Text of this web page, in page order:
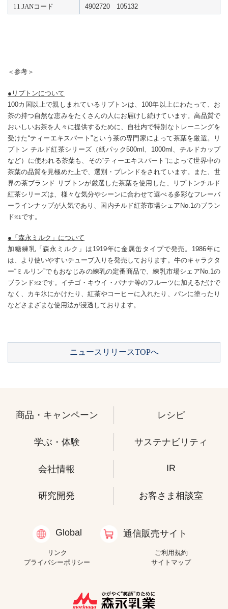
11.JANコード
4902720 105132
＜参考＞
●リプトンについて
100カ国以上で親しまれているリプトンは、100年以上にわたって、お
茶の持つ自然な恵みをたくさんの人にお届けし続けています。高品質で
おいしいお茶を人々に提供するために、自社内で特別なトレーニングを
受けた“ティーエキスパート”という茶の専門家によって茶葉を厳選。リ
プトン チルド紅茶シリーズ（紙パック500ml、1000ml、チルドカップ
など）に使われる茶葉も、その“ティーエキスパート”によって世界中の
茶葉の品質を見極めた上で、選別・ブレンドをされています。また、世
界の茶ブランド リプトンが厳選した茶葉を使用した、リプトンチルド
紅茶シリーズは、様々な気分やシーンに合わせて選べる多彩なフレーバ
ーラインナップが人気であり、国内チルド紅茶市場シェアNo.1のブラン
ド※1です。
●「森永ミルク」について
加糖練乳「森永ミルク」は1919年に金属缶タイプで発売。1986年に
は、より使いやすいチューブ入りを発売しております。牛のキャラクタ
ー“ミルリン”でもおなじみの練乳の定番商品で、練乳市場シェアNo.1の
ブランド※2です。イチゴ・キウイ・バナナ等のフルーツに加えるだけで
なく、カキ氷にかけたり、紅茶やコーヒーに入れたり、パンに塗ったり
などさまざまな使用法が浸透しております。
ニュースリリースTOPへ
商品・キャンペーン レシピ
学ぶ・体験 サステナビリティ
会社情報 IR
研究開発 お客さま相談室
Global 通信販売サイト
リンク
ご利用規約
プライバシーポリシー
サイトマップ